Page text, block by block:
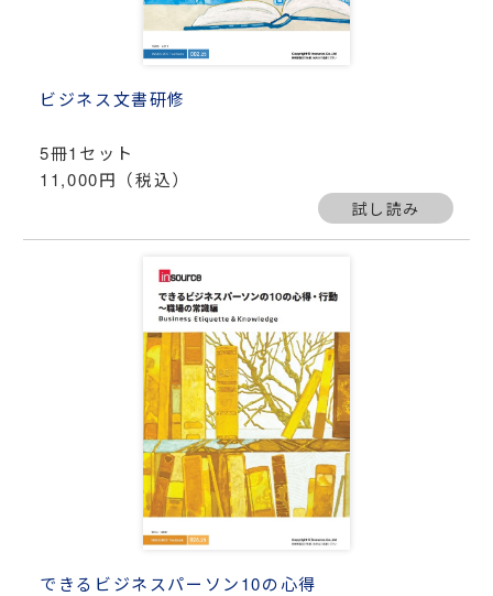
ビジネス文書研修
5冊1セット
11,000円（税込）
試し読み
できるビジネスパーソン10の心得